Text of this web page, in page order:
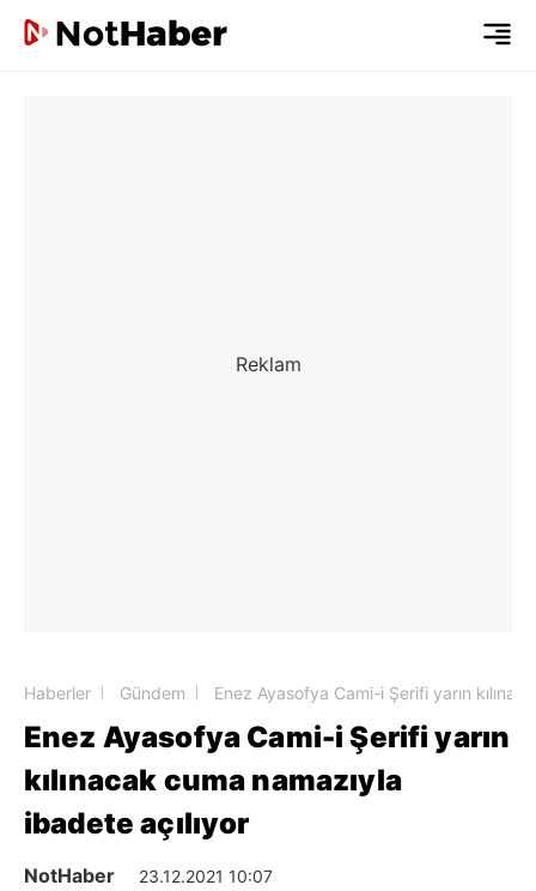
Haberler Gündem Enez Ayasofya Cami-i Şerifi yarın
Enez Ayasofya Cami-i Şerifi yarın
kılınacak cuma namazıyla
ibadete açılıyor
NotHaber 23.12.2021 10:07